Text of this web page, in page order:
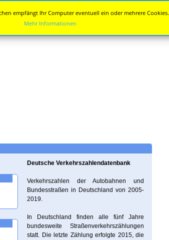
Deutsche Verkehrszahlendatenbank
Verkehrszahlen der Autobahnen und
Bundesstraßen in Deutschland von 2005-
2019.
In Deutschland finden alle fünf Jahre
bundesweite Straßenverkehrszählungen
statt. Die letzte Zählung erfolgte 2015, die
empfängt Ihr Computer eventuell ein oder mehrere Cookies.
Mehr Informationen